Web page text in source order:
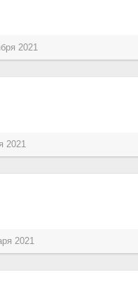
2021
2021
2021